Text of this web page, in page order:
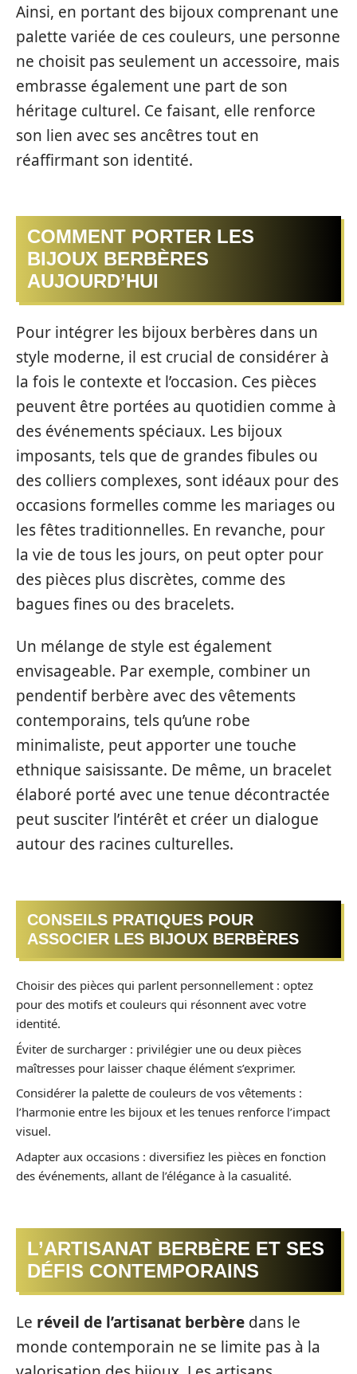
Ainsi, en portant des bijoux comprenant une
palette variée de ces couleurs, une personne
ne choisit pas seulement un accessoire, mais
embrasse également une part de son
héritage culturel. Ce faisant, elle renforce
son lien avec ses ancêtres tout en
réaffirmant son identité.
COMMENT PORTER LES
BIJOUX BERBÈRES
AUJOURD’HUI
Pour intégrer les bijoux berbères dans un
style moderne, il est crucial de considérer à
la fois le contexte et l’occasion. Ces pièces
peuvent être portées au quotidien comme à
des événements spéciaux. Les bijoux
imposants, tels que de grandes fibules ou
des colliers complexes, sont idéaux pour des
occasions formelles comme les mariages ou
les fêtes traditionnelles. En revanche, pour
la vie de tous les jours, on peut opter pour
des pièces plus discrètes, comme des
bagues fines ou des bracelets.
Un mélange de style est également
envisageable. Par exemple, combiner un
pendentif berbère avec des vêtements
contemporains, tels qu’une robe
minimaliste, peut apporter une touche
ethnique saisissante. De même, un bracelet
élaboré porté avec une tenue décontractée
peut susciter l’intérêt et créer un dialogue
autour des racines culturelles.
CONSEILS PRATIQUES POUR
ASSOCIER LES BIJOUX BERBÈRES
Choisir des pièces qui parlent personnellement : optez
pour des motifs et couleurs qui résonnent avec votre
identité.
Éviter de surcharger : privilégier une ou deux pièces
maîtresses pour laisser chaque élément s’exprimer.
Considérer la palette de couleurs de vos vêtements :
l’harmonie entre les bijoux et les tenues renforce l’impact
visuel.
Adapter aux occasions : diversifiez les pièces en fonction
des événements, allant de l’élégance à la casualité.
L’ARTISANAT BERBÈRE ET SES
DÉFIS CONTEMPORAINS
Le réveil de l’artisanat berbère dans le
monde contemporain ne se limite pas à la